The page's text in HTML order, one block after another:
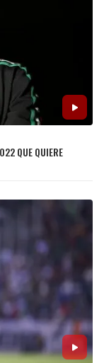
QUE QUIERE